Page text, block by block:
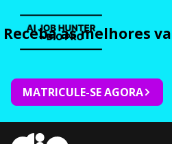
Receba as melhores
MATRICULE-SE AGORA